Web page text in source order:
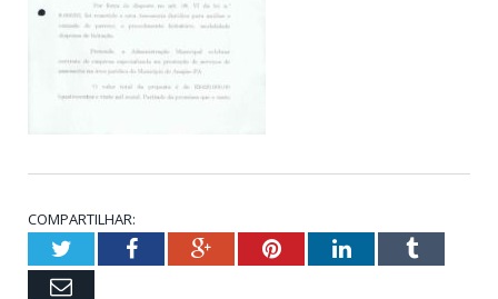
COMPARTILHAR:
TwitterFacebookGoogle+PinterestLinkedInTumblr
Email